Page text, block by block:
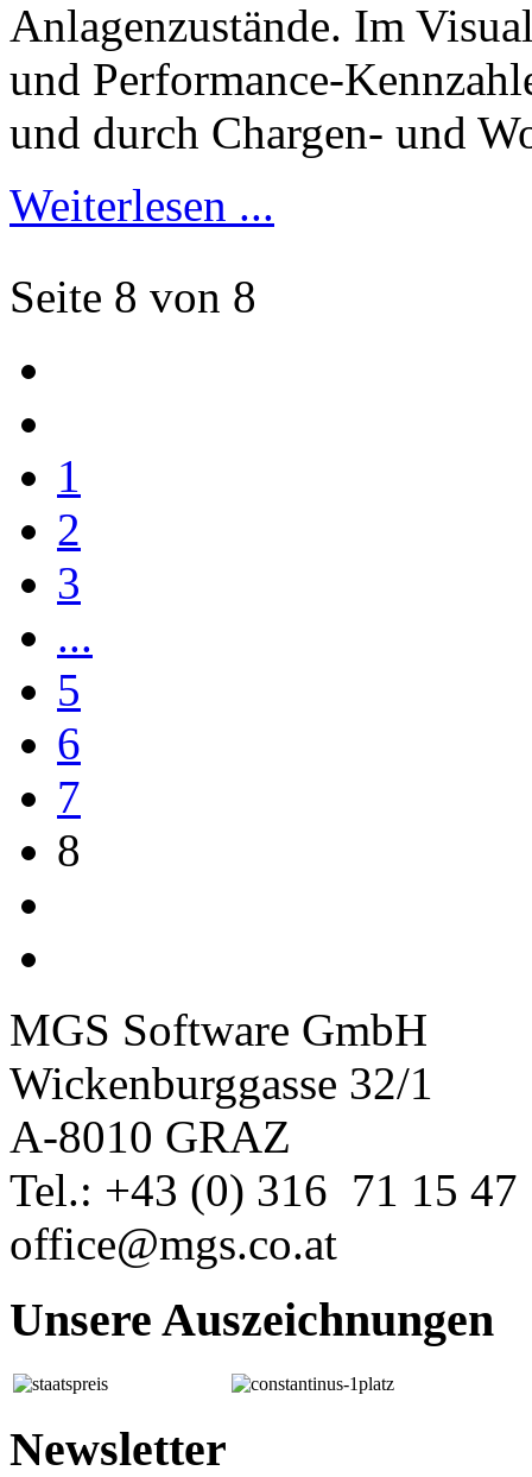
Anlagenzustände. Im
und Performance-
und durch Chargen- und
Weiterlesen ...
Seite 8 von 8
1
2
3
...
5
6
7
8
MGS Software GmbH
Wickenburggasse 32/1
A-8010 GRAZ
Tel.: +43 (0) 316 71 15 47
office@mgs.co.at
Unsere Auszeichnungen
Newsletter